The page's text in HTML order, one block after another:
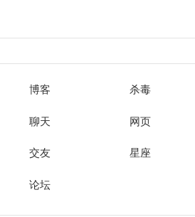
博客 杀毒
聊天 网页
交友 星座
论坛